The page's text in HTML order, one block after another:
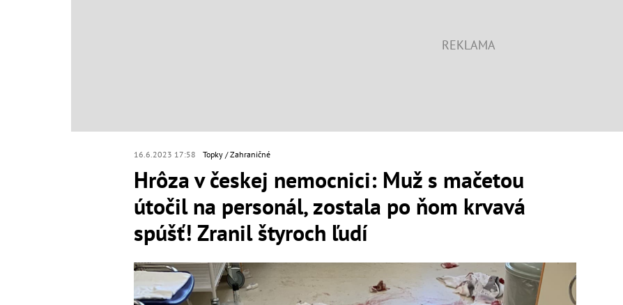
16.6.2023 17:58 Topky Zahraničné
Hrôza v českej nemocnici: Muž s mačetou
útočil na personál, zostala po ňom krvavá
spúšť! Zranil štyroch ľudí